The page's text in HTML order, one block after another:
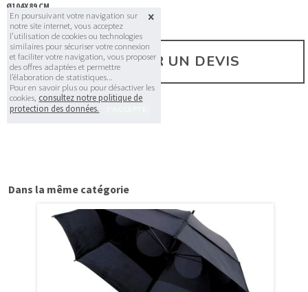
En poursuivant votre navigation sur
notre site internet, vous acceptez
l’utilisation de cookies ou technologies
similaires pour sécuriser votre connexion
et faciliter votre navigation, vous proposer
des offres adaptées et permettre
l’élaboration de statistiques...
Pour en savoir plus ou pour désactiver les
cookies, consultez notre politique de
protection des données.
Ø104X89 CM
DEMANDER UN DEVIS
Dans la même catégorie